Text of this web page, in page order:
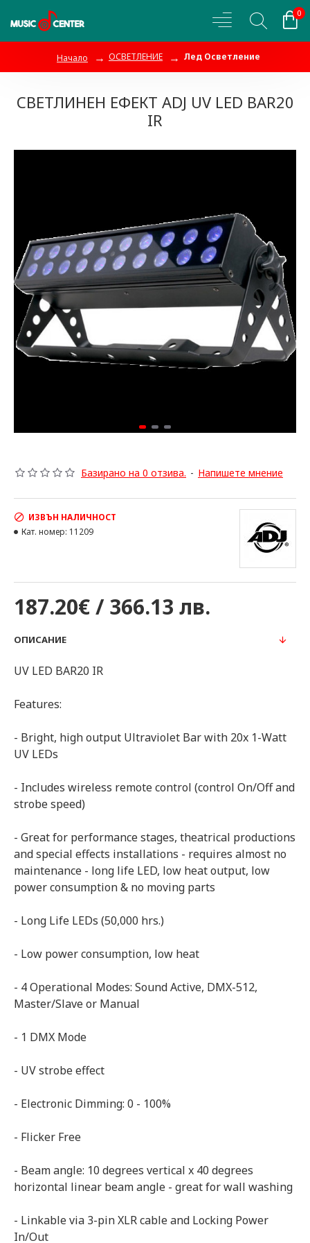
0
Начало ОСВЕТЛЕНИЕ Лед Осветление
СВЕТЛИНЕН ЕФЕКТ ADJ UV LED BAR20
IR
Базирано на 0 отзива. - Напишете мнение
187.20€ / 366.13 лв.
ИЗВЪН НАЛИЧНОСТ
Кат. номер: 11209
ОПИСАНИЕ
UV LED BAR20 IR
Features:
- Bright, high output Ultraviolet Bar with 20x 1-Watt
UV LEDs
- Includes wireless remote control (control On/Off and
strobe speed)
- Great for performance stages, theatrical productions
and special effects installations - requires almost no
maintenance - long life LED, low heat output, low
power consumption & no moving parts
- Long Life LEDs (50,000 hrs.)
- Low power consumption, low heat
- 4 Operational Modes: Sound Active, DMX-512,
Master/Slave or Manual
- 1 DMX Mode
- UV strobe effect
- Electronic Dimming: 0 - 100%
- Flicker Free
- Beam angle: 10 degrees vertical x 40 degrees
horizontal linear beam angle - great for wall washing
- Linkable via 3-pin XLR cable and Locking Power
In/Out